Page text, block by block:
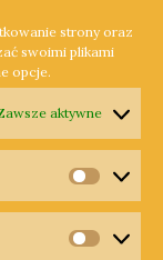
strony oraz
swoimi plikami
opcje.
aktywne